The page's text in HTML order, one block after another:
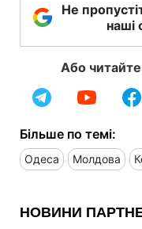
Не
наші
Або
Більше по темі:
Одеса Молдова